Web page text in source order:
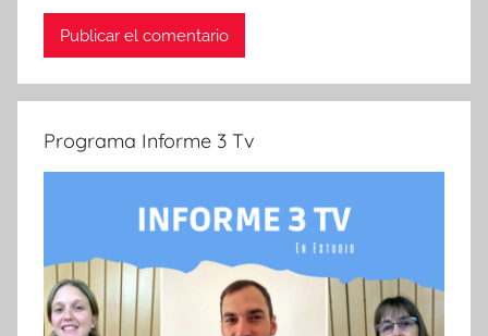
Programa Informe 3 Tv